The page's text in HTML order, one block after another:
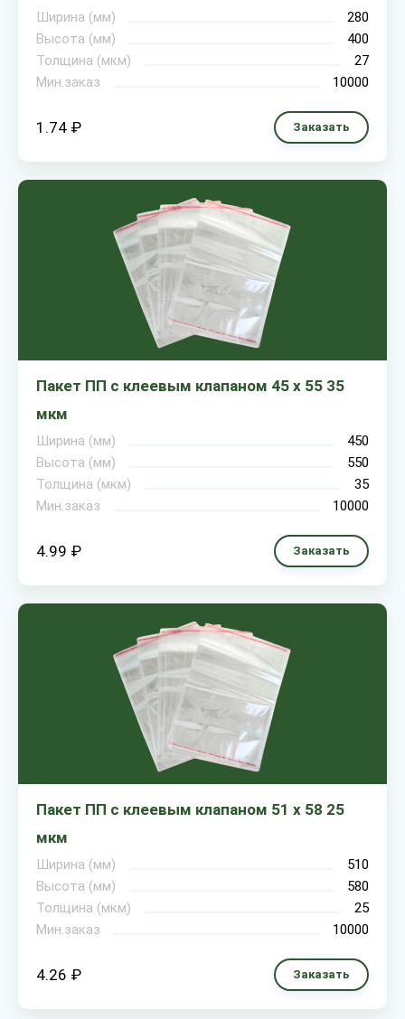
Ширина (мм)
280
Высота (мм)
400
Толщина (мкм)
27
Мин.заказ
10000
1.74 ₽ Заказать
Пакет ПП с клеевым клапаном 45 х 55 35
мкм
Ширина (мм)
450
Высота (мм)
550
Толщина (мкм)
35
Мин.заказ
10000
4.99 ₽ Заказать
Пакет ПП с клеевым клапаном 51 х 58 25
мкм
Ширина (мм)
510
Высота (мм)
580
Толщина (мкм)
25
Мин.заказ
10000
4.26 ₽ Заказать